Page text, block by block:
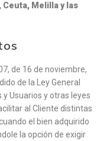
Ceuta, Melilla y las
de 16 de noviembre,
de la Ley General
Usuarios y otras leyes
al Cliente distintas
el bien adquirido
la opción de exigir